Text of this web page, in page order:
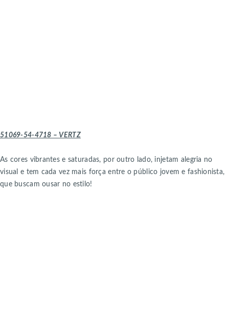
51069-54-4718 – VERTZ
As cores vibrantes e saturadas, por outro lado, injetam alegria no
visual e tem cada vez mais força entre o público jovem e fashionista,
que buscam ousar no estilo!